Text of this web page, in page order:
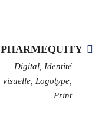
PHARMEQUITY
Digital, Identité
visuelle, Logotype,
Print